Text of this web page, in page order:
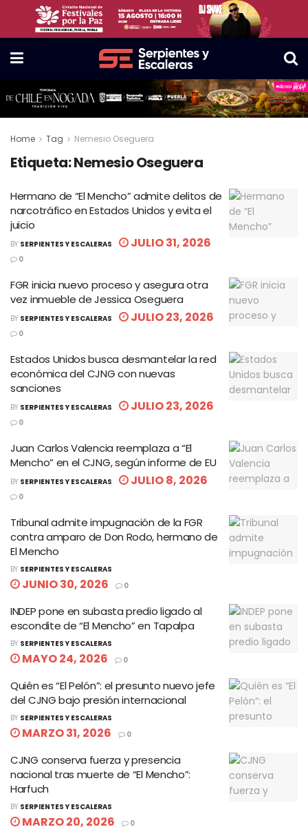
Home Tag Nemesio Oseguera
Etiqueta:Nemesio Oseguera
Hermano de “El Mencho” admite delitos de
narcotráfico en Estados Unidos y evita el
juicio
BY SERPIENTES Y ESCALERAS JULIO 31, 2026
0
FGR inicia nuevo proceso y asegura otra
vez inmueble de Jessica Oseguera
BY SERPIENTES Y ESCALERAS JULIO 23, 2026
0
Estados Unidos busca desmantelar la red
económica del CJNG con nuevas
sanciones
BY SERPIENTES Y ESCALERAS JULIO 23, 2026
0
Juan Carlos Valencia reemplaza a “El
Mencho” en el CJNG, según informe de EU
BY SERPIENTES Y ESCALERAS JULIO 8, 2026
0
Tribunal admite impugnación de la FGR
contra amparo de Don Rodo, hermano de
El Mencho
BY SERPIENTES Y ESCALERAS
JUNIO 30, 2026 0
INDEP pone en subasta predio ligado al
escondite de “El Mencho” en Tapalpa
BY SERPIENTES Y ESCALERAS
MAYO 24, 2026 0
Quién es “El Pelón”: el presunto nuevo jefe
del CJNG bajo presión internacional
BY SERPIENTES Y ESCALERAS
MARZO 31, 2026 0
CJNG conserva fuerza y presencia
nacional tras muerte de “El Mencho”:
Harfuch
BY SERPIENTES Y ESCALERAS
MARZO 20, 2026 0